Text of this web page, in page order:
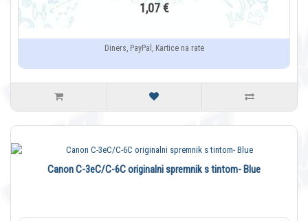
1,07 €
Diners, PayPal, Kartice na rate
Canon C-3eC/C-6C originalni spremnik s tintom- Blue